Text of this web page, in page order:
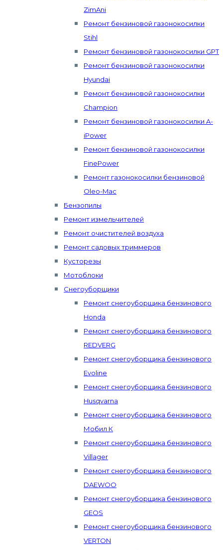
ZimAni
Ремонт бензиновой газонокосилки
Stihl
Ремонт бензиновой газонокосилки GPT
Ремонт бензиновой газонокосилки
Hyundai
Ремонт бензиновой газонокосилки
Champion
Ремонт бензиновой газонокосилки A-
iPower
Ремонт бензиновой газонокосилки
FinePower
Ремонт газонокосилки бензиновой
Oleo-Mac
Бензопилы
Ремонт измельчителей
Ремонт очистителей воздуха
Ремонт садовых триммеров
Кусторезы
Мотоблоки
Снегоуборщики
Ремонт снегоуборщика бензинового
Honda
Ремонт снегоуборщика бензинового
REDVERG
Ремонт снегоуборщика бензинового
Evoline
Ремонт снегоуборщика бензинового
Husqvarna
Ремонт снегоуборщика бензинового
Мобил К
Ремонт снегоуборщика бензинового
Villager
Ремонт снегоуборщика бензинового
DAEWOO
Ремонт снегоуборщика бензинового
GEOS
Ремонт снегоуборщика бензинового
VERTON